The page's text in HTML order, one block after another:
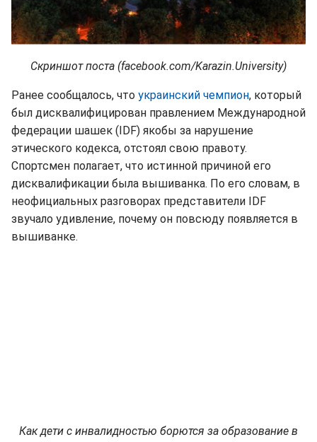
Скриншот поста (facebook.com/Karazin.University)
Ранее сообщалось, что украинский чемпион, который
был дисквалифицирован правлением Международной
федерации шашек (IDF) якобы за нарушение
этического кодекса, отстоял свою правоту.
Спортсмен полагает, что истинной причиной его
дисквалификации была вышиванка. По его словам, в
неофициальных разговорах представители IDF
звучало удивление, почему он повсюду появляется в
вышиванке.
Как дети с инвалидностью борются за образование в